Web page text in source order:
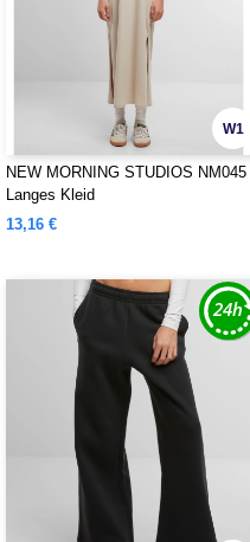
W1
NEW MORNING STUDIOS NM045
Langes Kleid
13,16 €